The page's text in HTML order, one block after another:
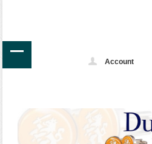
Account